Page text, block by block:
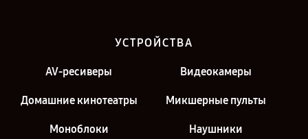
УСТРОЙСТВА
AV-ресиверы Видеокамеры
Домашние кинотеатры Микшерные пульты
Моноблоки Наушники